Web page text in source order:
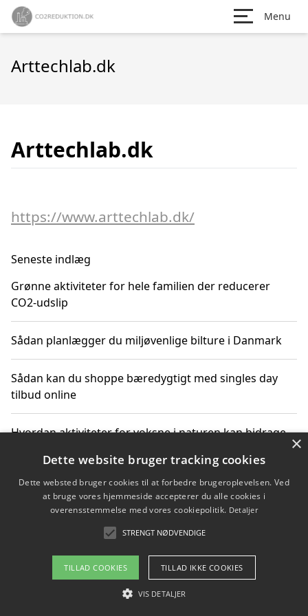
Menu
Arttechlab.dk
Arttechlab.dk
https://www.arttechlab.dk/
Seneste indlæg
Grønne aktiviteter for hele familien der reducerer
CO2-udslip
Sådan planlægger du miljøvenlige bilture i Danmark
Sådan kan du shoppe bæredygtigt med singles day
tilbud online
Hvordan aktiviteter for voksne i naturen kan bidrage
Sådan planlægger du dine vigtige datoer for CO2-
reduktion
Copyright 2026 - Pilanto Aps
Om / kontakt
×
Dette website bruger tracking cookies
Dette websted bruger cookies til at forbedre brugeroplevelsen. Ved
at bruge vores hjemmeside accepterer du alle cookies i
overensstemmelse med vores cookiepolitik. Detaljer
STRENGT NØDVENDIGE
TILLAD COOKIES TILLAD IKKE COOKIES
VIS DETALJER